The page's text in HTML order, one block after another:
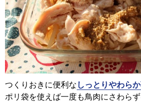
つくりおきに便利な しっとりやわら
ポリ袋を使えば一度も鳥肉にさわら